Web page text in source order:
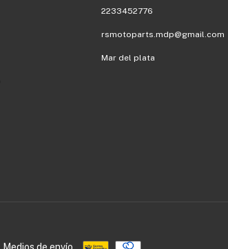
2233452776
rsmotoparts.mdp@gmail.com
Mar del plata